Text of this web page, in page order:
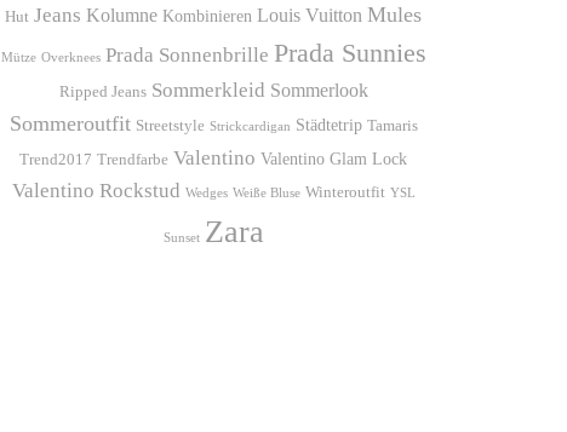
Hut Jeans Kolumne Kombinieren Louis Vuitton Mules
Mütze Overknees Prada Sonnenbrille Prada Sunnies
Ripped Jeans Sommerkleid Sommerlook
Sommeroutfit Streetstyle Strickcardigan Städtetrip Tamaris
Trend2017 Trendfarbe Valentino Valentino Glam Lock
Valentino Rockstud Wedges Weiße Bluse Winteroutfit YSL
Sunset Zara